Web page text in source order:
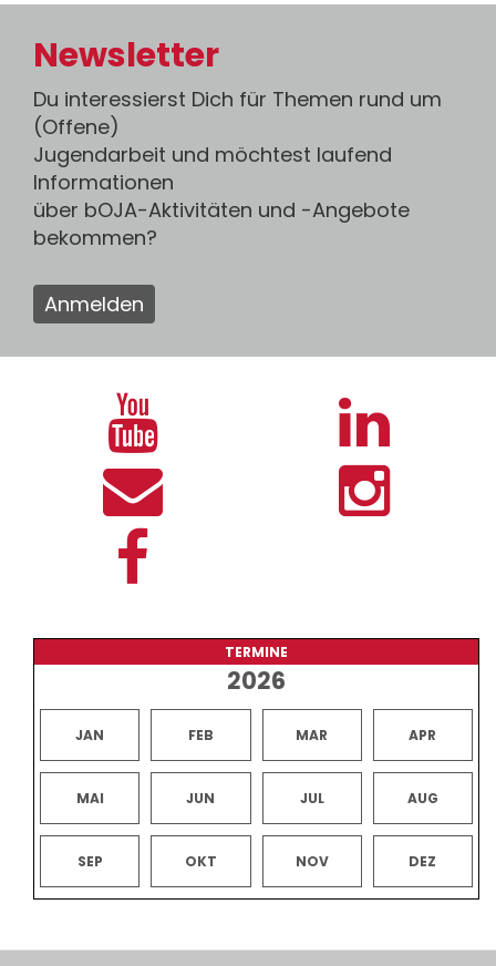
Newsletter
Du interessierst Dich für Themen rund um
(Offene)
Jugendarbeit und möchtest laufend
Informationen
über bOJA-Aktivitäten und -Angebote
bekommen?
Anmelden
TERMINE
2026
JAN FEB MAR APR
MAI JUN JUL AUG
SEP OKT NOV DEZ